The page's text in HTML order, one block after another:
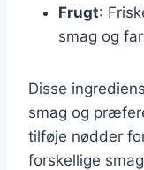
Frugt:
smag og
Disse
smag og
tilføje nødder
forskellige